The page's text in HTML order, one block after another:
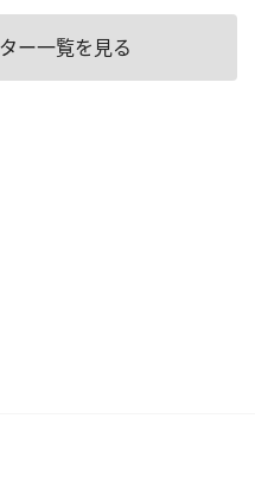
ー一覧を見る